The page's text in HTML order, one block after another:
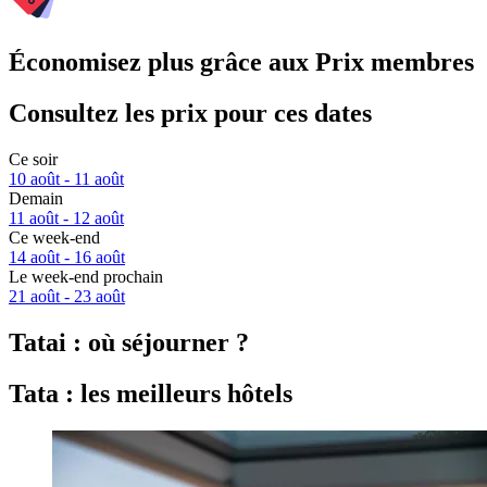
Économisez plus grâce aux Prix membres
Consultez les prix pour ces dates
Ce soir
10 août - 11 août
Demain
11 août - 12 août
Ce week-end
14 août - 16 août
Le week-end prochain
21 août - 23 août
Tatai : où séjourner ?
Tata : les meilleurs hôtels